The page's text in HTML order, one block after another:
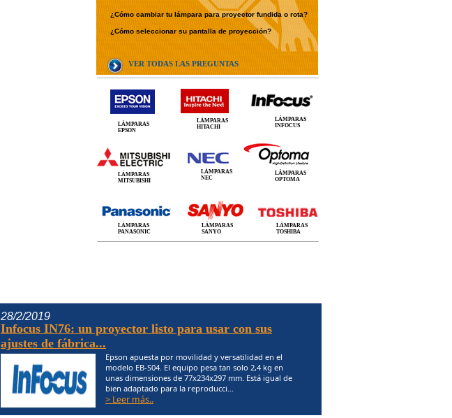
¿Cómo cambiar tu lámpara para proyector fundida o rota?
¿Cómo seleccionar su pantalla de proyección?
VER TODAS LAS PREGUNTAS
LÁMPARAS
EPSON
LÁMPARAS
HITACHI
LÁMPARAS
INFOCUS
LÁMPARAS
MITSUBISHI
LÁMPARAS
NEC
LÁMPARAS
OPTOMA
LÁMPARAS
PANASONIC
LÁMPARAS
SANYO
LÁMPARAS
TOSHIBA
28/2/2019
Infocus IN76: un proyector listo para usar con sus
ajustes de fábrica...
Epson apuesta por movilidad y versatilidad en el
modelo EB-S04. El equipo pesa tan solo 2,4 kg en
unas dimensiones de 77x234x297 mm. Está igual de
bien adaptado para la reproducci...
> Leer más..